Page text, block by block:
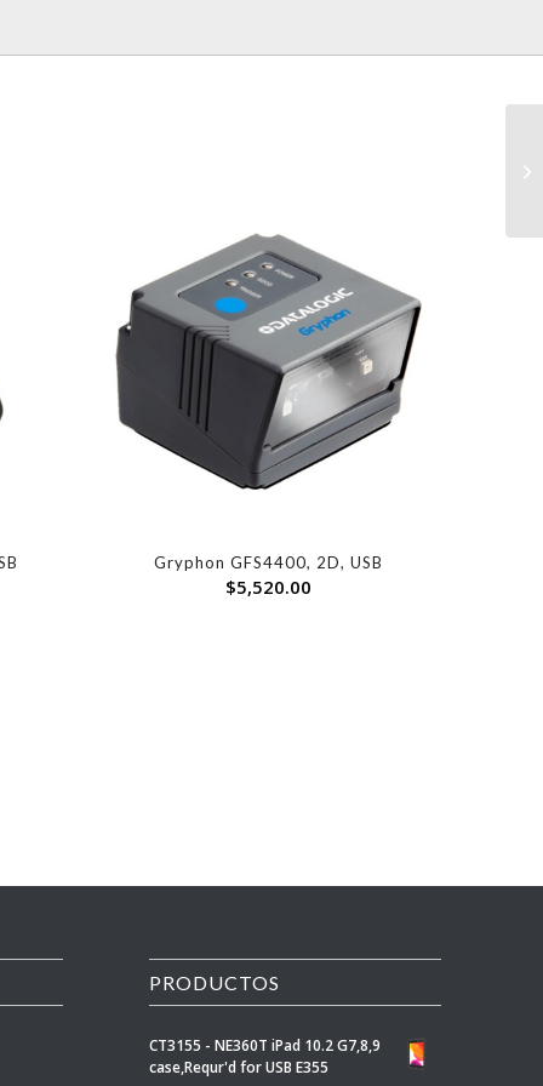
Gryphon GFS4400, 2D, USB
$5,520.00
PRODUCTOS
CT3155 - NE360T iPad 10.2 G7,8,9
case,Requr'd for USB E355